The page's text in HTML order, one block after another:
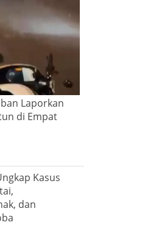
Laporkan
di Empat
Kasus
dan